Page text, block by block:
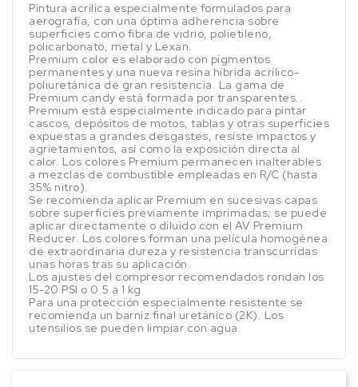
Pintura acrilica especialmente formulados para
aerografía, con una óptima adherencia sobre
superficies como fibra de vidrio, polietileno,
policarbonato, metal y Lexan.
Premium color es elaborado con pigmentos
permanentes y una nueva resina híbrida acrílico-
poliuretánica de gran resistencia. La gama de
Premium candy está formada por transparentes..
Premium está especialmente indicado para pintar
cascos, depósitos de motos, tablas y otras superficies
expuestas a grandes desgastes, resiste impactos y
agrietamientos, así como la exposición directa al
calor. Los colores Premium permanecen inalterables
a mezclas de combustible empleadas en R/C (hasta
35% nitro).
Se recomienda aplicar Premium en sucesivas capas
sobre superficies previamente imprimadas; se puede
aplicar directamente o diluido con el AV Premium
Reducer. Los colores forman una película homogénea
de extraordinaria dureza y resistencia transcurridas
unas horas tras su aplicación.
Los ajustes del compresor recomendados rondan los
15-20 PSI o 0.5 a 1 kg.
Para una protección especialmente resistente se
recomienda un barniz final uretánico (2K). Los
utensilios se pueden limpiar con agua.